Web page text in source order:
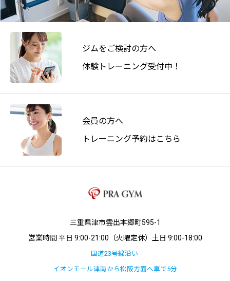
ジムをご検討の方へ
体験トレーニング受付中！
会員の方へ
トレーニング予約はこちら
三重県津市雲出本郷町595-1
営業時間 平日 9:00-21:00（火曜定休）土日 9:00-18:00
国道23号線沿い
イオンモール津南から松阪方面へ車で5分